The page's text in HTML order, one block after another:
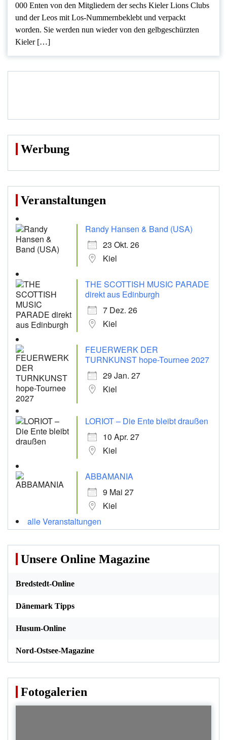
000 Enten von den Mitgliedern der sechs Kieler Lions Clubs
und der Leos mit Los-Nummernbeklebt und verpackt
worden. Sie werden nun wieder von den gelbgeschürzten
Kieler […]
Werbung
Veranstaltungen
Randy Hansen & Band (USA)
23 Okt. 26
Kiel
THE SCOTTISH MUSIC PARADE
direkt aus Edinburgh
7 Dez. 26
Kiel
FEUERWERK DER
TURNKUNST hope-Tournee 2027
29 Jan. 27
Kiel
LORIOT – Die Ente bleibt draußen
10 Apr. 27
Kiel
ABBAMANIA
9 Mai 27
Kiel
alle Veranstaltungen
Unsere Online Magazine
Bredstedt-Online
Dänemark Tipps
Husum-Online
Nord-Ostsee-Magazine
Fotogalerien